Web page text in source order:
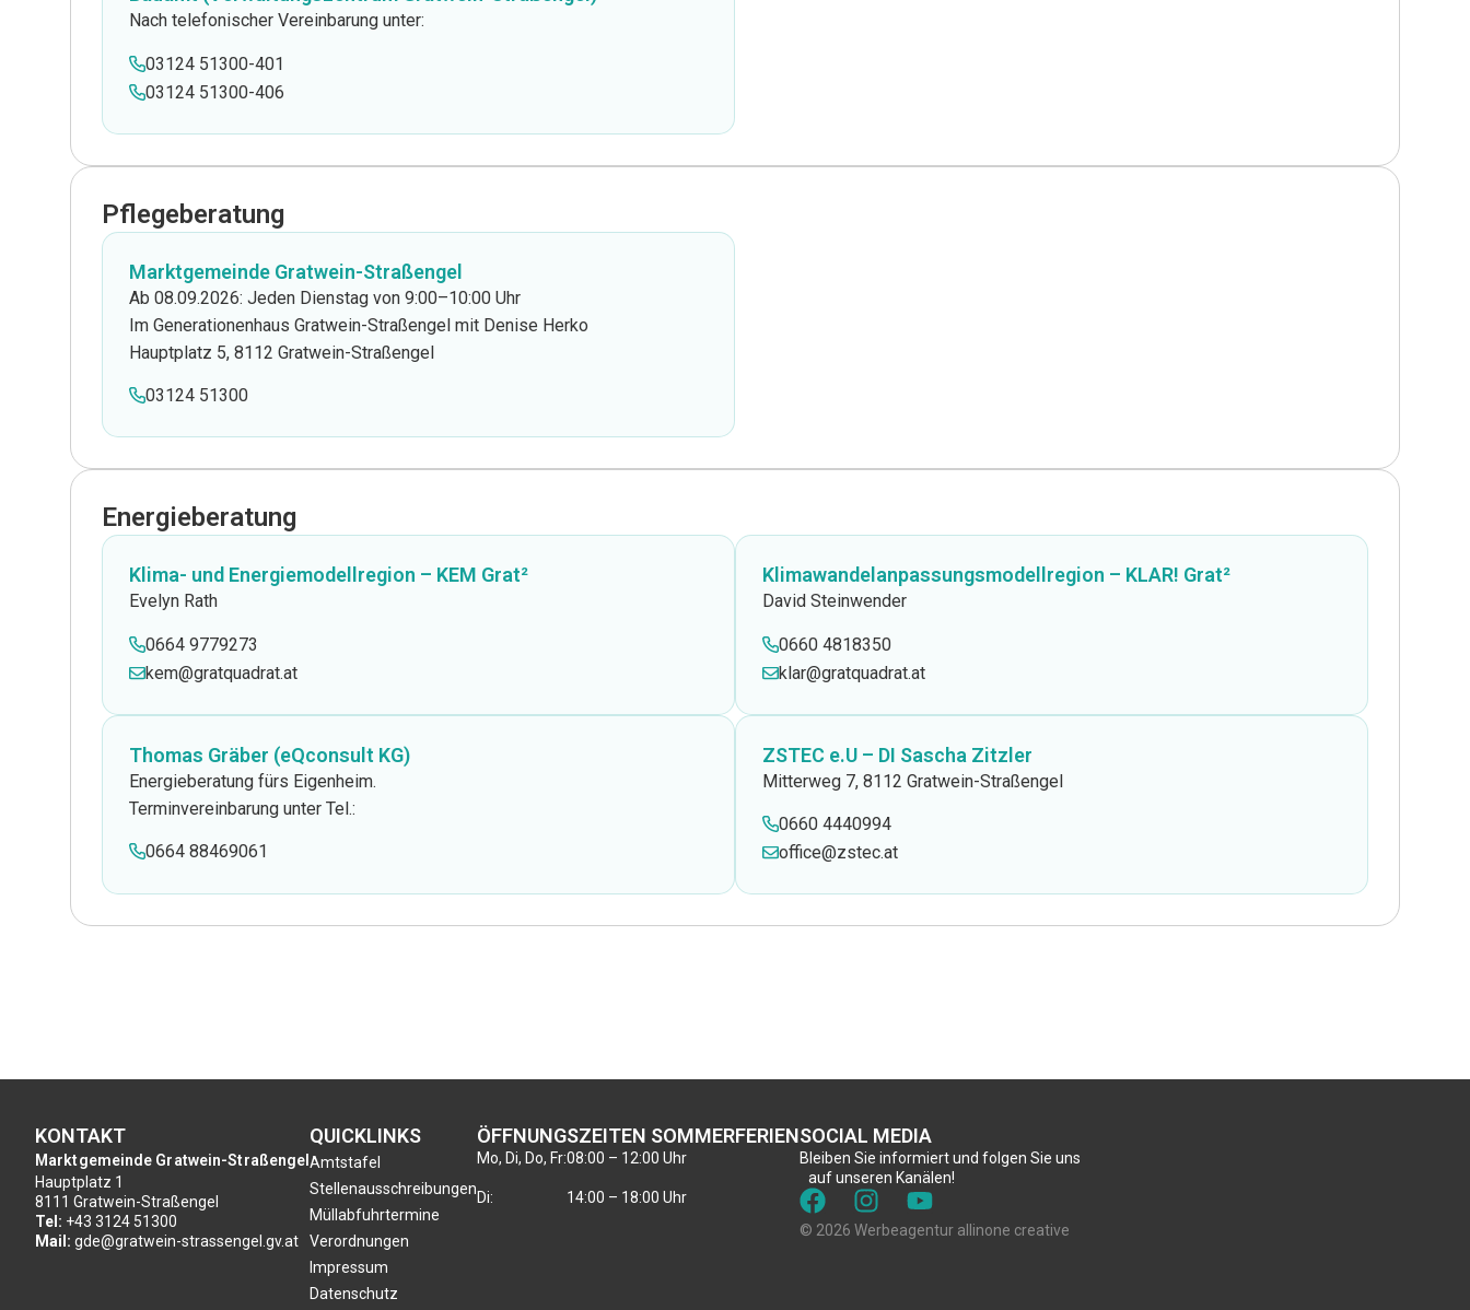
Nach telefonischer Vereinbarung unter:
03124 51300-401
03124 51300-406
Pflegeberatung
Marktgemeinde Gratwein-Straßengel
Ab 08.09.2026: Jeden Dienstag von 9:00–10:00 Uhr
Im Generationenhaus Gratwein-Straßengel mit Denise Herko
Hauptplatz 5, 8112 Gratwein-Straßengel
03124 51300
Energieberatung
Klima- und Energiemodellregion – KEM Grat²
Evelyn Rath
0664 9779273
kem@gratquadrat.at
Klimawandelanpassungsmodellregion – KLAR! Grat²
David Steinwender
0660 4818350
klar@gratquadrat.at
Thomas Gräber (eQconsult KG)
Energieberatung fürs Eigenheim.
Terminvereinbarung unter Tel.:
0664 88469061
ZSTEC e.U – DI Sascha Zitzler
Mitterweg 7, 8112 Gratwein-Straßengel
0660 4440994
office@zstec.at
KONTAKT
Marktgemeinde Gratwein-Straßengel
Hauptplatz 1
8111 Gratwein-Straßengel
Tel: +43 3124 51300
Mail: gde@gratwein-strassengel.gv.at
QUICKLINKS
Amtstafel
Stellenausschreibungen
Müllabfuhrtermine
Verordnungen
Impressum
Datenschutz
ÖFFNUNGSZEITEN SOMMERFERIEN
Mo, Di, Do, Fr:
Di:
08:00 – 12:00 Uhr
14:00 – 18:00 Uhr
SOCIAL MEDIA
Bleiben Sie informiert und folgen Sie uns
auf unseren Kanälen!
© 2026 Werbeagentur allinone creative